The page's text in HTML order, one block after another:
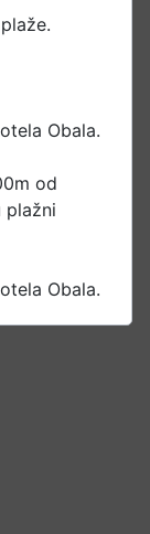
Obala.
od
plažni
Obala.